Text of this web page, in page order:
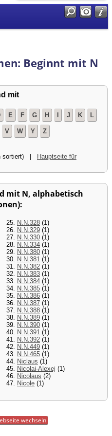
Beginnt mit N
mit
E F G H I J K L
V W Y Z
sortiert) |
Hauptseite für
mit N, alphabetisch
25. N.N.328 (1)
26. N.N.329 (1)
27. N.N.330 (1)
28. N.N.334 (1)
29. N.N.380 (1)
30. N.N.381 (1)
31. N.N.382 (1)
32. N.N.383 (1)
33. N.N.384 (1)
34. N.N.385 (1)
35. N.N.386 (1)
36. N.N.387 (1)
37. N.N.388 (1)
38. N.N.389 (1)
39. N.N.390 (1)
40. N.N.391 (1)
41. N.N.392 (1)
42. N.N.449 (1)
43. N.N.465 (1)
44. Niclaus (1)
45. Nicolai-Alexej (1)
46. Nicolaus (2)
47. Nicole (1)
wechseln